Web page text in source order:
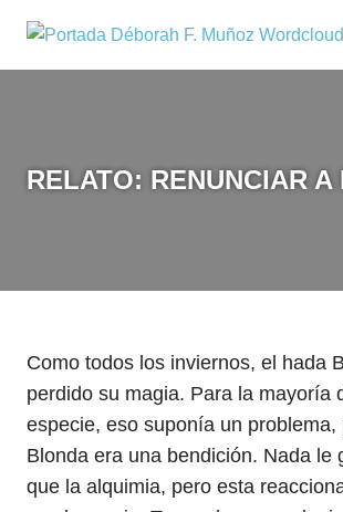
contenido
y
RELATO: RENUNCIAR
Como todos los inviernos, el hada
perdido su magia. Para la mayoría
especie, eso suponía un problema,
Blonda era una bendición. Nada le
que la alquimia, pero esta